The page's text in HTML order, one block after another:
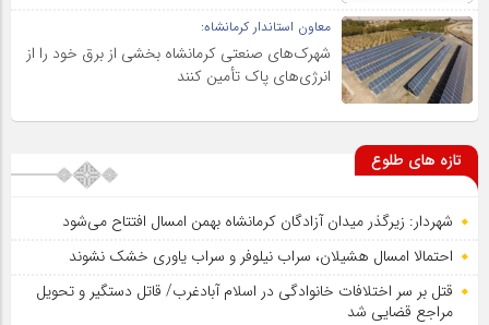
معاون استاندار کرمانشاه:
شهرک‌های صنعتی کرمانشاه بخشی از برق خود را از
انرژی‌های پاک تأمین کنند
تازه های طلوع
شهردار: زیرگذر میدان آزادگان کرمانشاه بهمن امسال افتتاح می‌شود
احتمالا امسال هشیلان، سراب نیلوفر و سراب یاوری خشک نشوند
قتل بر سر اختلافات خانوادگی در اسلام آبادغرب/ قاتل دستگیر و تحویل
مراجع قضایی شد